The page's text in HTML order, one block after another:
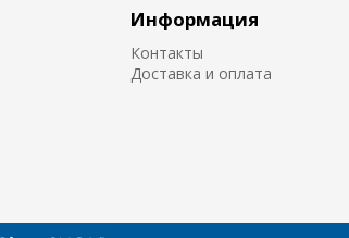
Информация
Контакты
Доставка и оплата